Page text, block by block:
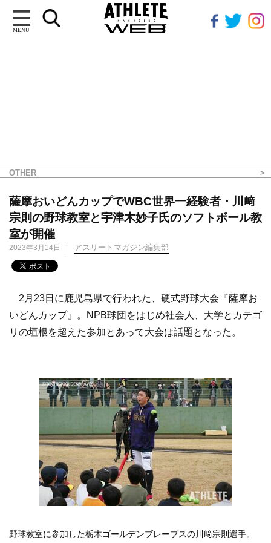
MENU
OTHER
薩摩おいどんカップでWBC世界一経験者・川﨑
宗則の野球教室と宇津木妙子氏のソフトボール教
室が開催
2023年3月14日 アスリートマガジン編集部
2月23日に鹿児島県で行われた、硬式野球大会『薩摩お
いどんカップ』。NPB球団をはじめ社会人、大学とカテゴ
リの垣根を超えた参加とあって大会は話題となった。
野球教室に参加した栃木ゴールデンブレーブスの川﨑宗則選手。